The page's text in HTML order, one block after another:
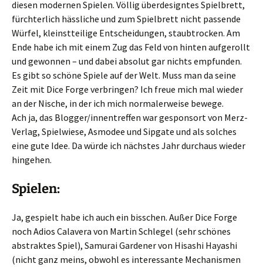
diesen modernen Spielen. Völlig überdesigntes Spielbrett,
fürchterlich hässliche und zum Spielbrett nicht passende
Würfel, kleinstteilige Entscheidungen, staubtrocken. Am
Ende habe ich mit einem Zug das Feld von hinten aufgerollt
und gewonnen – und dabei absolut gar nichts empfunden.
Es gibt so schöne Spiele auf der Welt. Muss man da seine
Zeit mit Dice Forge verbringen? Ich freue mich mal wieder
an der Nische, in der ich mich normalerweise bewege.
Ach ja, das Blogger/innentreffen war gesponsort von Merz-
Verlag, Spielwiese, Asmodee und Sipgate und als solches
eine gute Idee. Da würde ich nächstes Jahr durchaus wieder
hingehen.
Spielen:
Ja, gespielt habe ich auch ein bisschen. Außer Dice Forge
noch Adios Calavera von Martin Schlegel (sehr schönes
abstraktes Spiel), Samurai Gardener von Hisashi Hayashi
(nicht ganz meins, obwohl es interessante Mechanismen